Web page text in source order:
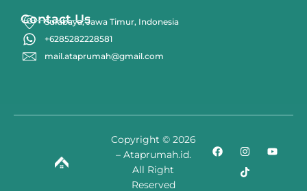
Contact Us
Surabaya, Jawa Timur, Indonesia
+6285282228581
mail.ataprumah@gmail.com
Copyright © 2026
– Ataprumah.id.
All Right
Reserved